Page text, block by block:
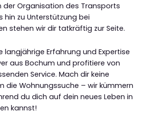
der Organisation des Transports
hin zu Unterstützung bei
stehen wir dir tatkräftig zur Seite.
langjährige Erfahrung und Expertise
aus Bochum und profitiere von
Service. Mach dir keine
die Wohnungssuche – wir kümmern
du dich auf dein neues Leben in
kannst!